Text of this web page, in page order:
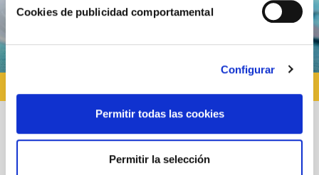
Cookies de publicidad comportamental
Configurar
Permitir todas las cookies
Permitir la selección
Receta de pollo agridulce para el fin de
semana